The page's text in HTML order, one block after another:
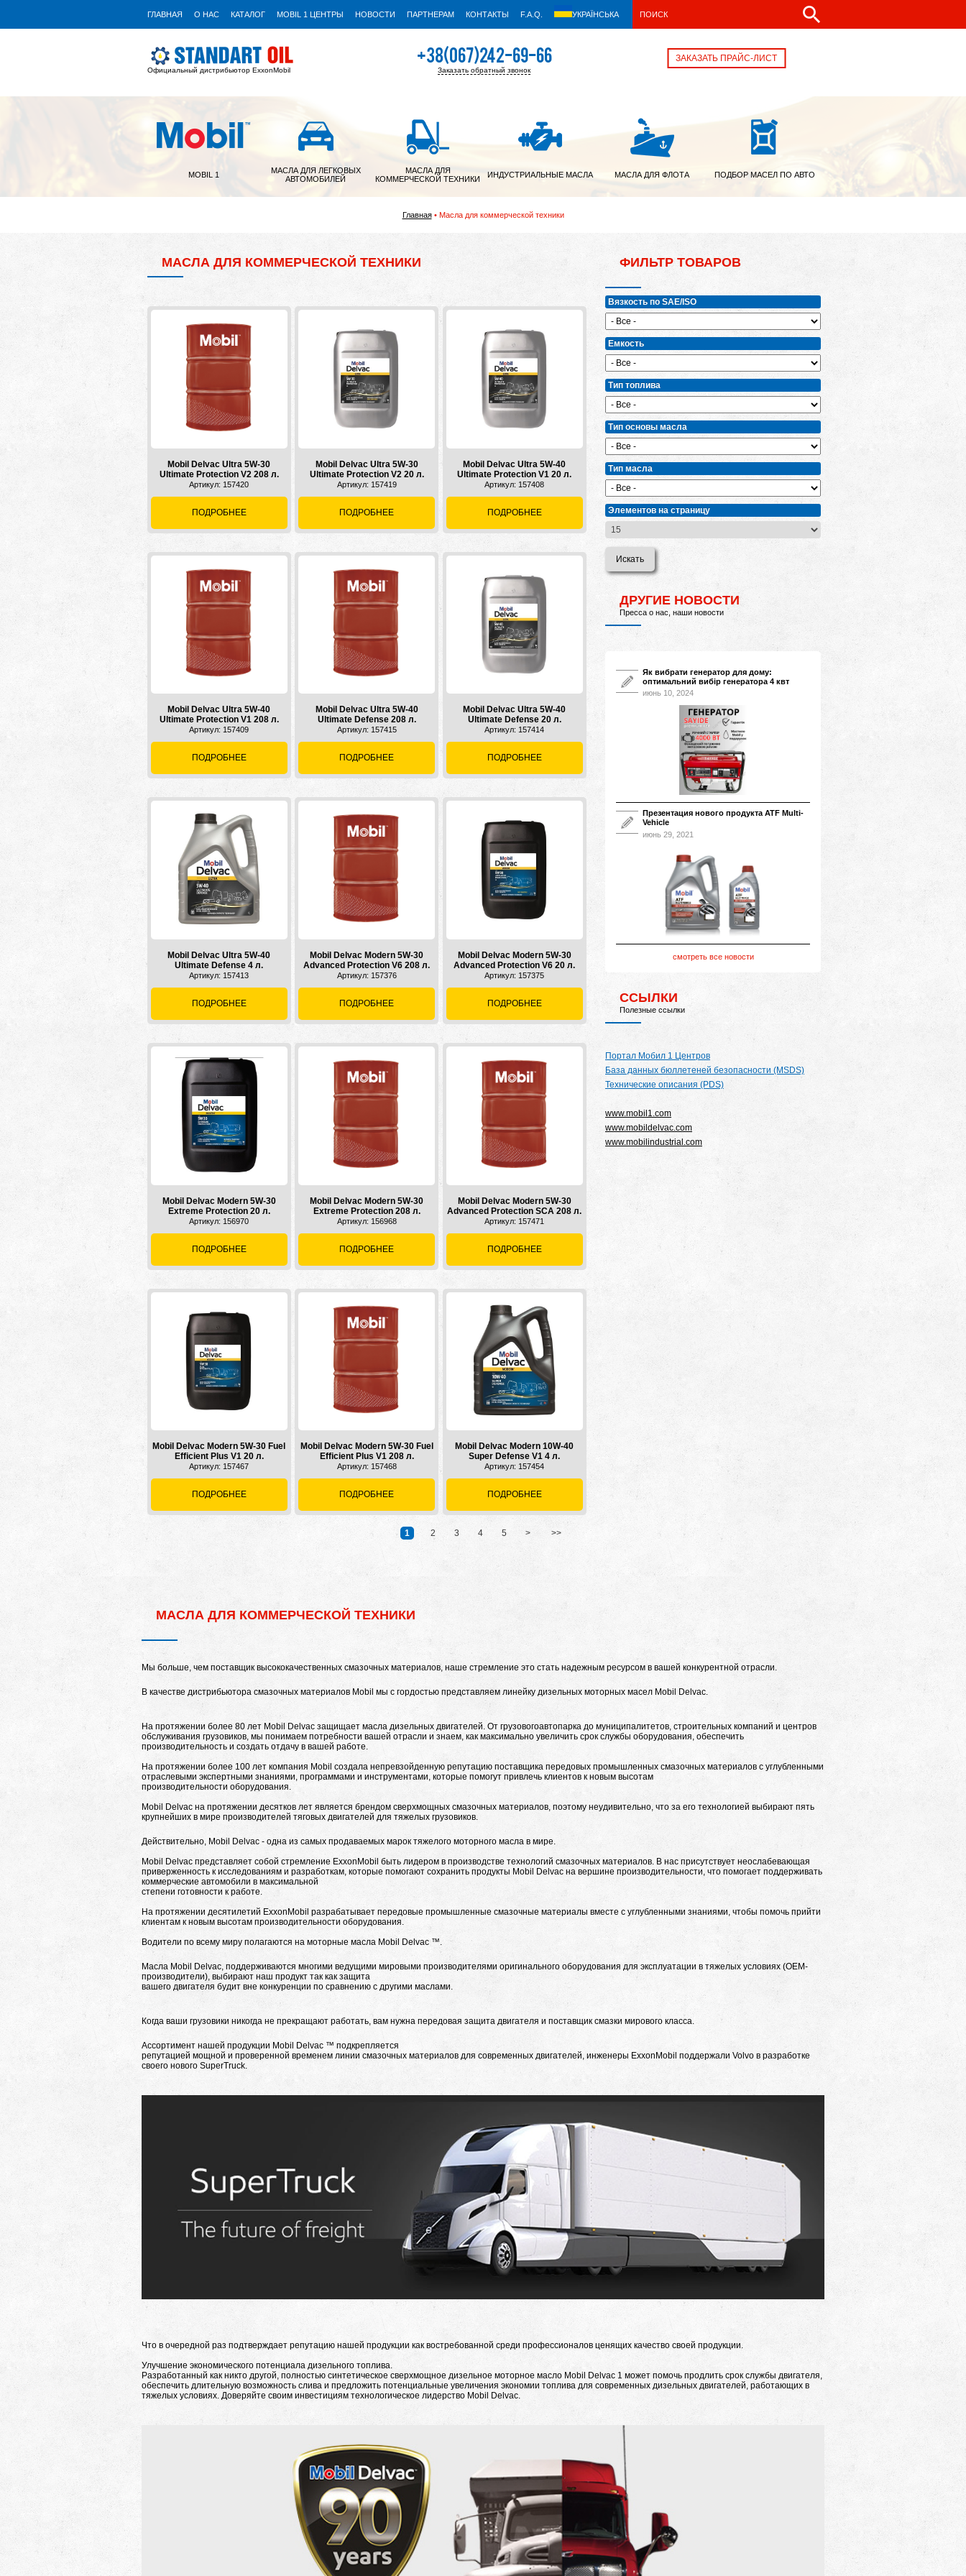
ГЛАВНАЯ О НАС КАТАЛОГ MOBIL 1 ЦЕНТРЫ НОВОСТИ ПАРТНЕРАМ КОНТАКТЫ F.A.Q. УКРАЇНСЬКА
Официальный дистрибьютор ExxonMobil
ЗАКАЗАТЬ ПРАЙС-ЛИСТ
+38(067)242-69-66
Заказать обратный звонок
MOBIL 1
МАСЛА ДЛЯ ЛЕГКОВЫХ
АВТОМОБИЛЕЙ
МАСЛА ДЛЯ
КОММЕРЧЕСКОЙ ТЕХНИКИ
ИНДУСТРИАЛЬНЫЕ МАСЛА МАСЛА ДЛЯ ФЛОТА ПОДБОР МАСЕЛ ПО АВТО
Главная Масла для коммерческой техники
ФИЛЬТР ТОВАРОВ
Вязкость по SAE/ISO
Емкость
Тип топлива
Тип основы масла
Тип масла
Элементов на страницу
ДРУГИЕ НОВОСТИ
Пресса о нас, наши новости
Як вибрати генератор для дому:
оптимальний вибір генератора 4 квт
июнь 10, 2024
Презентация нового продукта ATF Multi-
Vehicle
июнь 29, 2021
смотреть все новости
ССЫЛКИ
Полезные ссылки
Портал Мобил 1 Центров
База данных бюллетеней безопасности (MSDS)
Технические описания (PDS)
www.mobil1.com
www.mobildelvac.com
www.mobilindustrial.com
МАСЛА ДЛЯ КОММЕРЧЕСКОЙ ТЕХНИКИ
Mobil Delvac Ultra 5W-30
Ultimate Protection V2 208 л.
Артикул: 157420
ПОДРОБНЕЕ
Mobil Delvac Ultra 5W-30
Ultimate Protection V2 20 л.
Артикул: 157419
ПОДРОБНЕЕ
Mobil Delvac Ultra 5W-40
Ultimate Protection V1 20 л.
Артикул: 157408
ПОДРОБНЕЕ
Mobil Delvac Ultra 5W-40
Ultimate Protection V1 208 л.
Артикул: 157409
ПОДРОБНЕЕ
Mobil Delvac Ultra 5W-40
Ultimate Defense 208 л.
Артикул: 157415
ПОДРОБНЕЕ
Mobil Delvac Ultra 5W-40
Ultimate Defense 20 л.
Артикул: 157414
ПОДРОБНЕЕ
Mobil Delvac Ultra 5W-40
Ultimate Defense 4 л.
Артикул: 157413
ПОДРОБНЕЕ
Mobil Delvac Modern 5W-30
Advanced Protection V6 208 л.
Артикул: 157376
ПОДРОБНЕЕ
Mobil Delvac Modern 5W-30
Advanced Protection V6 20 л.
Артикул: 157375
ПОДРОБНЕЕ
Mobil Delvac Modern 5W-30
Extreme Protection 20 л.
Артикул: 156970
ПОДРОБНЕЕ
Mobil Delvac Modern 5W-30
Extreme Protection 208 л.
Артикул: 156968
ПОДРОБНЕЕ
Mobil Delvac Modern 5W-30
Advanced Protection SCA 208 л.
Артикул: 157471
ПОДРОБНЕЕ
Mobil Delvac Modern 5W-30 Fuel
Efficient Plus V1 20 л.
Артикул: 157467
ПОДРОБНЕЕ
Mobil Delvac Modern 5W-30 Fuel
Efficient Plus V1 208 л.
Артикул: 157468
ПОДРОБНЕЕ
Mobil Delvac Modern 10W-40
Super Defense V1 4 л.
Артикул: 157454
ПОДРОБНЕЕ
[ 1 2 3 4 5 > >>
МАСЛА ДЛЯ КОММЕРЧЕСКОЙ ТЕХНИКИ
Мы больше, чем поставщик высококачественных смазочных материалов, наше стремление это стать надежным ресурсом в вашей конкурентной отрасли.
В качестве дистрибьютора смазочных материалов Mobil мы с гордостью представляем линейку дизельных моторных масел Mobil Delvac.
На протяжении более 80 лет Mobil Delvac защищает масла дизельных двигателей. От грузовогоавтопарка до муниципалитетов, строительных компаний и центров
обслуживания грузовиков, мы понимаем потребности вашей отрасли и знаем, как максимально увеличить срок службы оборудования, обеспечить
производительность и создать отдачу в вашей работе.
На протяжении более 100 лет компания Mobil создала непревзойденную репутацию поставщика передовых промышленных смазочных материалов с углубленными
отраслевыми экспертными знаниями, программами и инструментами, которые помогут привлечь клиентов к новым высотам
производительности оборудования.
Mobil Delvac на протяжении десятков лет является брендом сверхмощных смазочных материалов, поэтому неудивительно, что за его технологией выбирают пять
крупнейших в мире производителей тяговых двигателей для тяжелых грузовиков.
Действительно, Mobil Delvac - одна из самых продаваемых марок тяжелого моторного масла в мире.
Mobil Delvac представляет собой стремление ExxonMobil быть лидером в производстве технологий смазочных материалов. В нас присутствует неослабевающая
приверженность к исследованиям и разработкам, которые помогают сохранить продукты Mobil Delvac на вершине производительности, что помогает поддерживать
коммерческие автомобили в максимальной
степени готовности к работе.
На протяжении десятилетий ExxonMobil разрабатывает передовые промышленные смазочные материалы вместе с углубленными знаниями, чтобы помочь прийти
клиентам к новым высотам производительности оборудования.
Водители по всему миру полагаются на моторные масла Mobil Delvac ™.
Масла Mobil Delvac, поддерживаются многими ведущими мировыми производителями оригинального оборудования для эксплуатации в тяжелых условиях (OEM-
производители), выбирают наш продукт так как защита
вашего двигателя будит вне конкуренции по сравнению с другими маслами.
Когда ваши грузовики никогда не прекращают работать, вам нужна передовая защита двигателя и поставщик смазки мирового класса.
Ассортимент нашей продукции Mobil Delvac ™ подкрепляется
репутацией мощной и проверенной временем линии смазочных материалов для современных двигателей, инженеры ExxonMobil поддержали Volvo в разработке
своего нового SuperTruck.
Что в очередной раз подтверждает репутацию нашей продукции как востребованной среди профессионалов ценящих качество своей продукции.
Улучшение экономического потенциала дизельного топлива.
Разработанный как никто другой, полностью синтетическое сверхмощное дизельное моторное масло Mobil Delvac 1 может помочь продлить срок службы двигателя,
обеспечить длительную возможность слива и предложить потенциальные увеличения экономии топлива для современных дизельных двигателей, работающих в
тяжелых условиях. Доверяйте своим инвестициям технологическое лидерство Mobil Delvac.